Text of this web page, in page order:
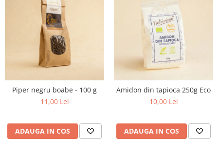
Piper negru boabe - 100 g
11,00 Lei
ADAUGA IN COS
Amidon din tapioca 250g Eco
10,00 Lei
ADAUGA IN COS